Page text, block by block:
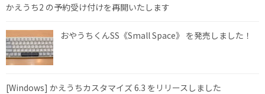
かえうち2 の予約受け付けを再開いたします
おやうちくんSS《Small Space》 を発売しました！
[Windows] かえうちカスタマイズ 6.3 をリリースしました